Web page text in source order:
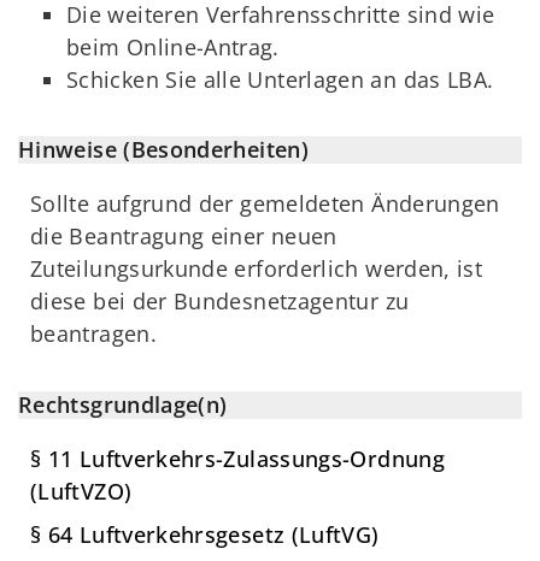
Die weiteren Verfahrensschritte sind wie
beim Online-Antrag.
Schicken Sie alle Unterlagen an das LBA.
Hinweise (Besonderheiten)
Sollte aufgrund der gemeldeten Änderungen
die Beantragung einer neuen
Zuteilungsurkunde erforderlich werden, ist
diese bei der Bundesnetzagentur zu
beantragen.
Rechtsgrundlage(n)
§ 11 Luftverkehrs-Zulassungs-Ordnung
(LuftVZO)
§ 64 Luftverkehrsgesetz (LuftVG)